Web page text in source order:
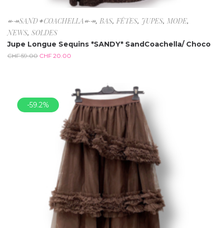
↞↠SAND✦COACHELLA↞↠, BAS, FÊTES, JUPES, MODE,
NEWS, SOLDES
Jupe Longue Sequins *SANDY* SandCoachella/ Choco
CHF59.00 CHF 20.00
-59.2%